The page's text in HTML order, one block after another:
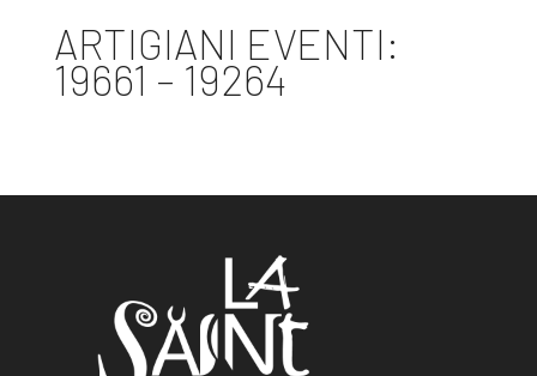
ARTIGIANI EVENTI:
19661 – 19264